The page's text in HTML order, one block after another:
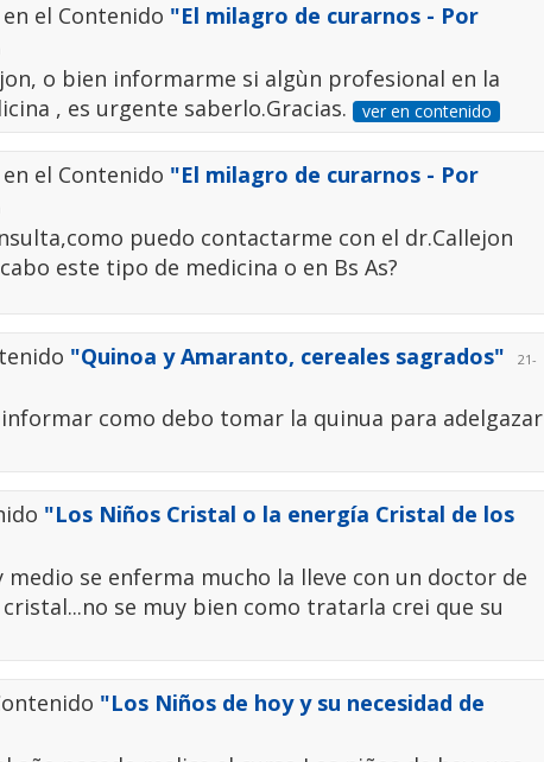
el Contenido "El milagro de curarnos - Por
o bien informarme si algùn profesional en la
, es urgente saberlo.Gracias. ver en contenido
el Contenido "El milagro de curarnos - Por
puedo contactarme con el dr.Callejon
este tipo de medicina o en Bs As?
"Quinoa y Amaranto, cereales sagrados"
21-
como debo tomar la quinua para adelgazar
"Los Niños Cristal o la energía Cristal de los
se enferma mucho la lleve con un doctor de
se muy bien como tratarla crei que su
"Los Niños de hoy y su necesidad de